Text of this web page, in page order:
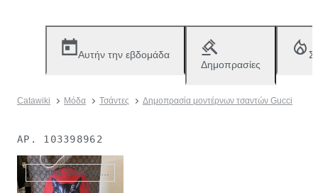
Αυτήν την εβδομάδα
Δημοπρασίες
Catawiki Μόδα Τσάντες Δημοπρασία μοντέρνων τσαντών Gucci
ΑΡ. 103398962
Δεν είναι πλέον διαθέσιμο